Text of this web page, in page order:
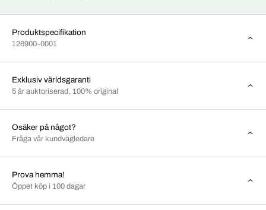
Produktspecifikation
126900-0001
Exklusiv världsgaranti
5 år auktoriserad, 100% original
Osäker på något?
Fråga vår kundvägledare
Prova hemma!
Öppet köp i 100 dagar